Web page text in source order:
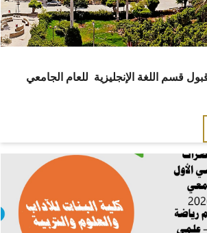
قسم اللغة الإنجليزية للعام الجامعي